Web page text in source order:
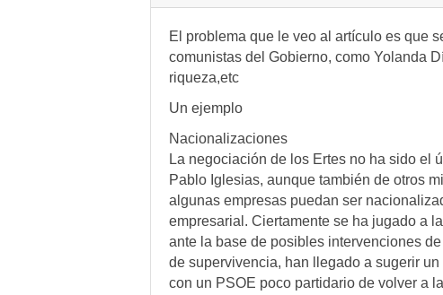
El problema que le veo al artículo es que
comunistas del Gobierno, como Yolanda
riqueza,etc
Un ejemplo
Nacionalizaciones
La negociación de los Ertes no ha sido el
Pablo Iglesias, aunque también de otros
algunas empresas puedan ser
empresarial. Ciertamente se ha jugado a
ante la base de posibles intervenciones
de supervivencia, han llegado a sugerir
con un PSOE poco partidario de volver a